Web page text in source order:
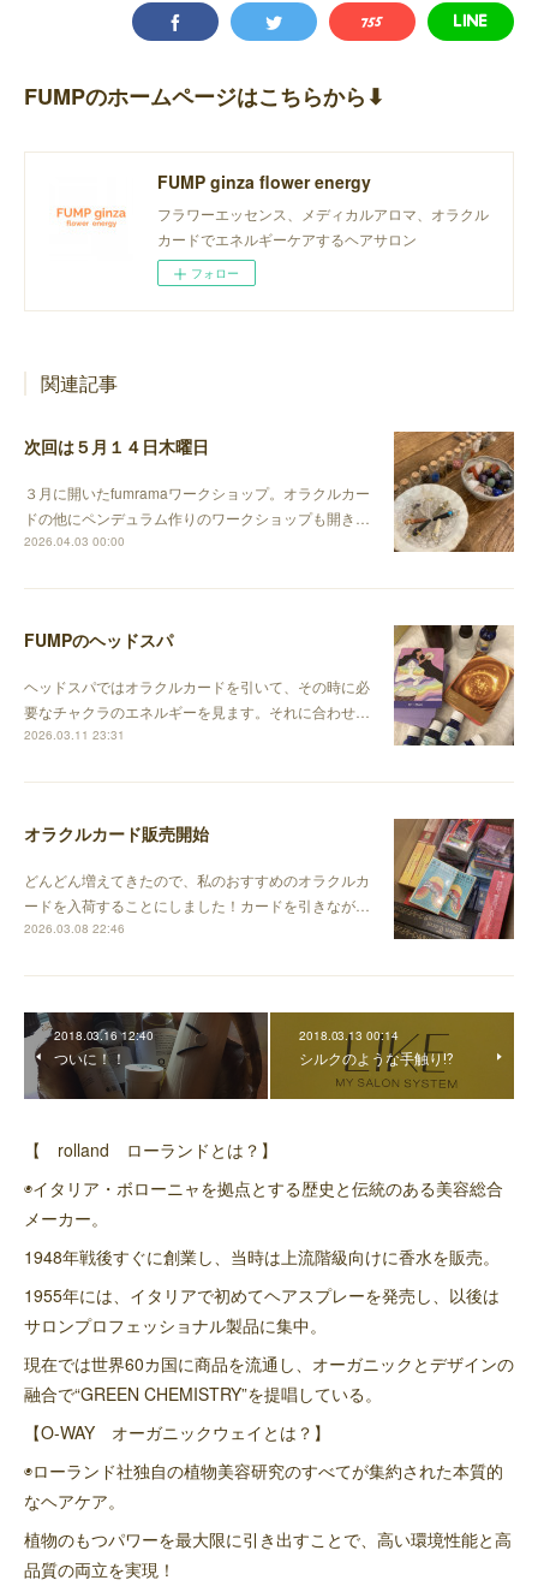
FUMPのホームページはこちらから⬇︎
FUMP ginza flower energy
フラワーエッセンス、メディカルアロマ、オラクル
カードでエネルギーケアするヘアサロン
フォロー
関連記事
次回は５月１４日木曜日
３月に開いたfumramaワークショップ。オラクルカー
ドの他にペンデュラム作りのワークショップも開き…
2026.04.03 00:00
FUMPのヘッドスパ
ヘッドスパではオラクルカードを引いて、その時に必
要なチャクラのエネルギーを見ます。それに合わせ…
2026.03.11 23:31
オラクルカード販売開始
どんどん増えてきたので、私のおすすめのオラクルカ
ードを入荷することにしました！カードを引きなが…
2026.03.08 22:46
2018.03.16 12:40
ついに！！
2018.03.13 00:14
シルクのような手触り⁉︎
【 rolland ローランドとは？】
◉イタリア・ボローニャを拠点とする歴史と伝統のある美容総合
メーカー。
1948年戦後すぐに創業し、当時は上流階級向けに香水を販売。
1955年には、イタリアで初めてヘアスプレーを発売し、以後は
サロンプロフェッショナル製品に集中。
現在では世界60カ国に商品を流通し、オーガニックとデザインの
融合で“GREEN CHEMISTRY”を提唱している。
【O-WAY オーガニックウェイとは？】
◉ローランド社独自の植物美容研究のすべてが集約された本質的
なヘアケア。
植物のもつパワーを最大限に引き出すことで、高い環境性能と高
品質の両立を実現！